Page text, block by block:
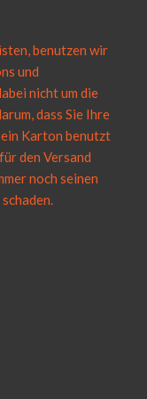
benutzen wir
und
nicht um die
dass Sie Ihre
Karton benutzt
den Versand
noch seinen